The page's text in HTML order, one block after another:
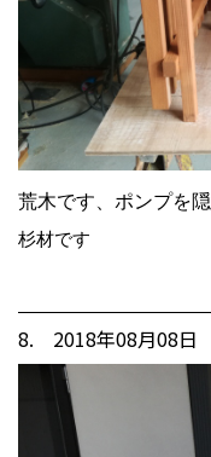
荒木です、ポンプを
杉材です
8. 2018年08月08日